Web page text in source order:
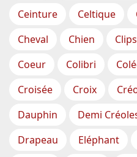
Ceinture
Celtique
Cheval
Chien Clips
Coeur
Colibri
Croisée
Croix
Dauphin
Demi
Drapeau
Eléphant